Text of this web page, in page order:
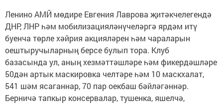
Ленино АМЙ мөдире Евгения Лаврова җитәкчелегендә
ДНР, ЛНР һәм мобилизацияләнүчеләргә ярдәм итү
буенча төрле хәйрия акцияләрен һәм чараларын
оештыручыларның берсе булып тора. Клуб
базасында ул, аның хезмәттәшләре һәм фикердәшләре
50дән артык маскировка челтәре һәм 10 маскхалат,
541 шәм ясаганнар, 70 пар оекбаш бәйләгәннәр.
Берничә тапкыр консервалар, тушенка, яшелчә,